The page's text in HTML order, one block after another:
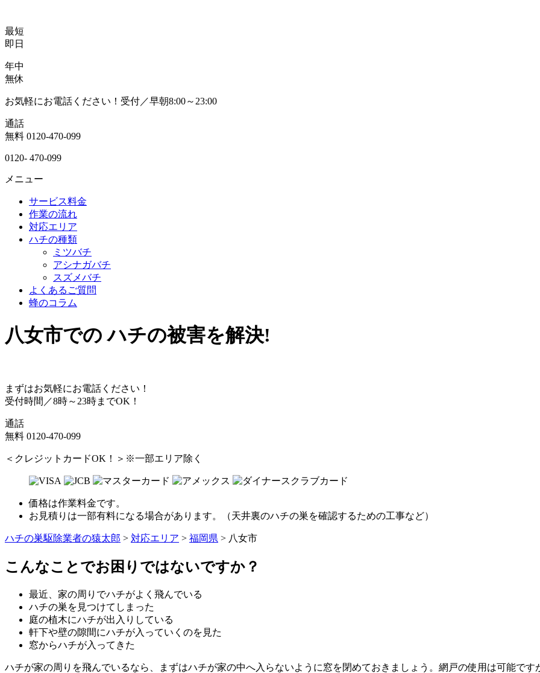
最短
即日
年中
無休
お気軽にお電話ください！受付／早朝8:00～23:00
通話
無料 0120-470-099
0120- 470-099
メニュー
サービス料金
作業の流れ
対応エリア
ハチの種類
ミツバチ
アシナガバチ
スズメバチ
よくあるご質問
蜂のコラム
八女市での ハチの被害を解決!
まずはお気軽にお電話ください！
受付時間／8時～23時までOK！
通話
無料 0120-470-099
＜クレジットカードOK！＞※一部エリア除く
価格は作業料金です。
お見積りは一部有料になる場合があります。（天井裏のハチの巣を確認するための工事など）
ハチの巣駆除業者の猿太郎 > 対応エリア > 福岡県 > 八女市
こんなことでお困りではないですか？
最近、家の周りでハチがよく飛んでいる
ハチの巣を見つけてしまった
庭の植木にハチが出入りしている
軒下や壁の隙間にハチが入っていくのを見た
窓からハチが入ってきた
ハチが家の周りを飛んでいるなら、まずはハチが家の中へ入らないように窓を閉めておきましょう。網戸の使用は可能で